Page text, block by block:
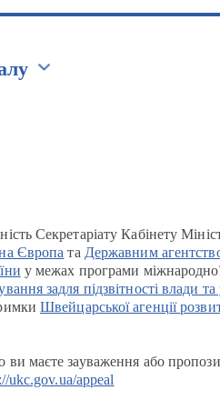
Секретаріату Кабінету
Європа та Державним
у межах програми
задля підзвітності влади
Швейцарської агенції
ви маєте зауваження або
ukc.gov.ua/appeal